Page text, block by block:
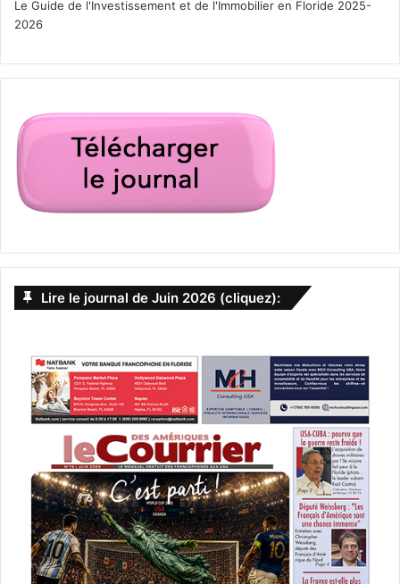
Le Guide de l'Investissement et de l'Immobilier en Floride 2025-
2026
Lire le journal de Juin 2026 (cliquez):